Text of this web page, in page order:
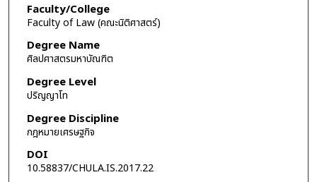
Faculty/College
Faculty of Law (คณะนิติศาสตร์)
Degree Name
ศิลปศาสตรมหาบัณฑิต
Degree Level
ปริญญาโท
Degree Discipline
กฎหมายเศรษฐกิจ
DOI
10.58837/CHULA.IS.2017.22